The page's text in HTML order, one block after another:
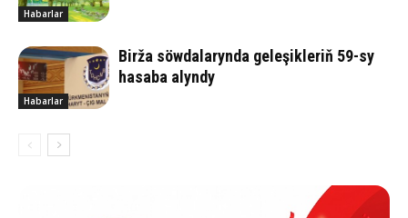
Habarlar
Habarlar
Birža söwdalarynda geleşikleriň 59-sy
hasaba alyndy